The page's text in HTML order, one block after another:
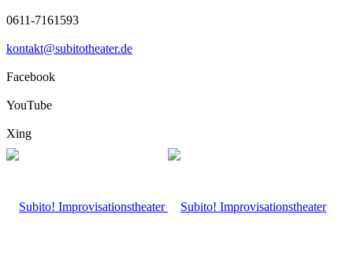
0611-7161593
kontakt@subitotheater.de
Facebook
YouTube
Xing